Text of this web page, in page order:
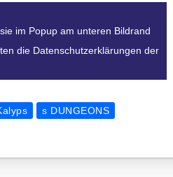
im Popup am unteren Bildrand
die Datenschutzerklärungen der
s DUNGEONS